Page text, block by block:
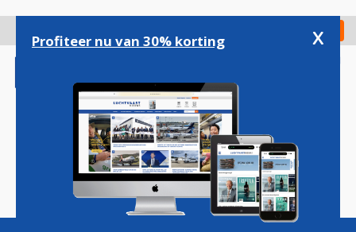
gaan
Check in
Magazine Podcasts Vacatures
Profiteer nu van 30% korting x